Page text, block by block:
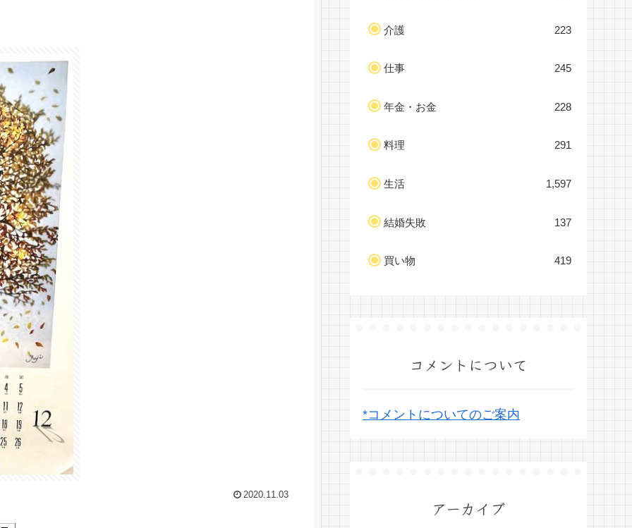
2020.11.03
介護 223
仕事 245
年金・お金 228
料理 291
生活 1,597
結婚失敗 137
買い物 419
コメントについて
*コメントについてのご案内
アーカイブ